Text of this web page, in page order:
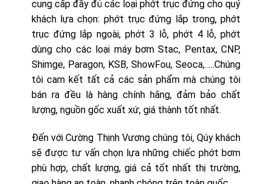
cung cấp đầy đủ các loại phớt trục đứng cho quý
khách lựa chọn: phớt trục đứng lắp trong, phớt
trục đứng lắp ngoài, phớt 3 lỗ, phớt 4 lỗ, phớt
dùng cho các loại máy bơm Stac, Pentax, CNP,
Shimge, Paragon, KSB, ShowFou, Seoca,…..Chúng
tôi cam kết tất cả các sản phẩm mà chúng tôi
bán ra đều là hàng chính hãng, đảm bảo chất
lượng, nguồn gốc xuất xứ, giá thành tốt nhất.
Đến với Cường Thịnh Vương chúng tôi, Qúy khách
sẽ được tư vấn chọn lựa những chiếc phớt bơm
phù hợp, chất lượng, giá cả tốt nhất thị trường,